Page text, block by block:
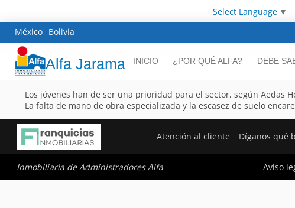
Select Language ▼
México Bolivia
Alfa Jarama INICIO ¿POR QUÉ ALFA? DEBE
Los jóvenes han de ser una prioridad para el sector, según Aedas
La falta de mano de obra especializada y la escasez de suelo
Atención al cliente Díganos qué
Inmobiliaria de Administradores Alfa Aviso